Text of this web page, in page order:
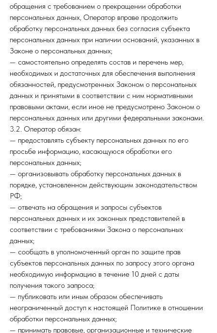
обращения с требованием о прекращении обработки
персональных данных, Оператор вправе продолжить
обработку персональных данных без согласия субъекта
персональных данных при наличии оснований, указанных в
Законе о персональных данных;
— самостоятельно определять состав и перечень мер,
необходимых и достаточных для обеспечения выполнения
обязанностей, предусмотренных Законом о персональных
данных и принятыми в соответствии с ним нормативными
правовыми актами, если иное не предусмотрено Законом о
персональных данных или другими федеральными законами.
3.2. Оператор обязан:
— предоставлять субъекту персональных данных по его
просьбе информацию, касающуюся обработки его
персональных данных;
— организовывать обработку персональных данных в
порядке, установленном действующим законодательством
РФ;
— отвечать на обращения и запросы субъектов
персональных данных и их законных представителей в
соответствии с требованиями Закона о персональных
данных;
— сообщать в уполномоченный орган по защите прав
субъектов персональных данных по запросу этого органа
необходимую информацию в течение 10 дней с даты
получения такого запроса;
— публиковать или иным образом обеспечивать
неограниченный доступ к настоящей Политике в отношении
обработки персональных данных;
— принимать правовые, организационные и технические